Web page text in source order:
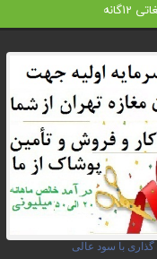
گذاری با سود عالی